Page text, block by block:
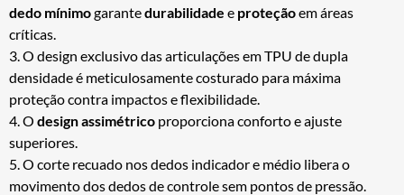
dedo mínimogarantedurabilidade e proteçãoem áreas
críticas.
3. O design exclusivo das articulações em TPU de dupla
densidade é meticulosamente costurado para máxima
proteção contra impactos e flexibilidade.
4. O design assimétrico proporciona conforto e ajuste
superiores.
5. O corte recuado nos dedos indicador e médio libera o
movimento dos dedos de controle sem pontos de pressão.